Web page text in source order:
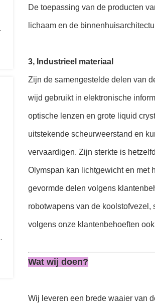
De toepassing van de producten
lichaam en de
3, Industrieel materiaal
Zijn de samengestelde delen van
wijd gebruikt in elektronische
optische lenzen en grote liquid
uitstekende scheurweerstand en
vervaardigen. Zijn sterkte is
Olymspan kan lichtgewicht en met
gevormde delen volgens
robotwapens van de
volgens onze klantenbehoeften
Wat wij doen?
Wij leveren een brede waaier van